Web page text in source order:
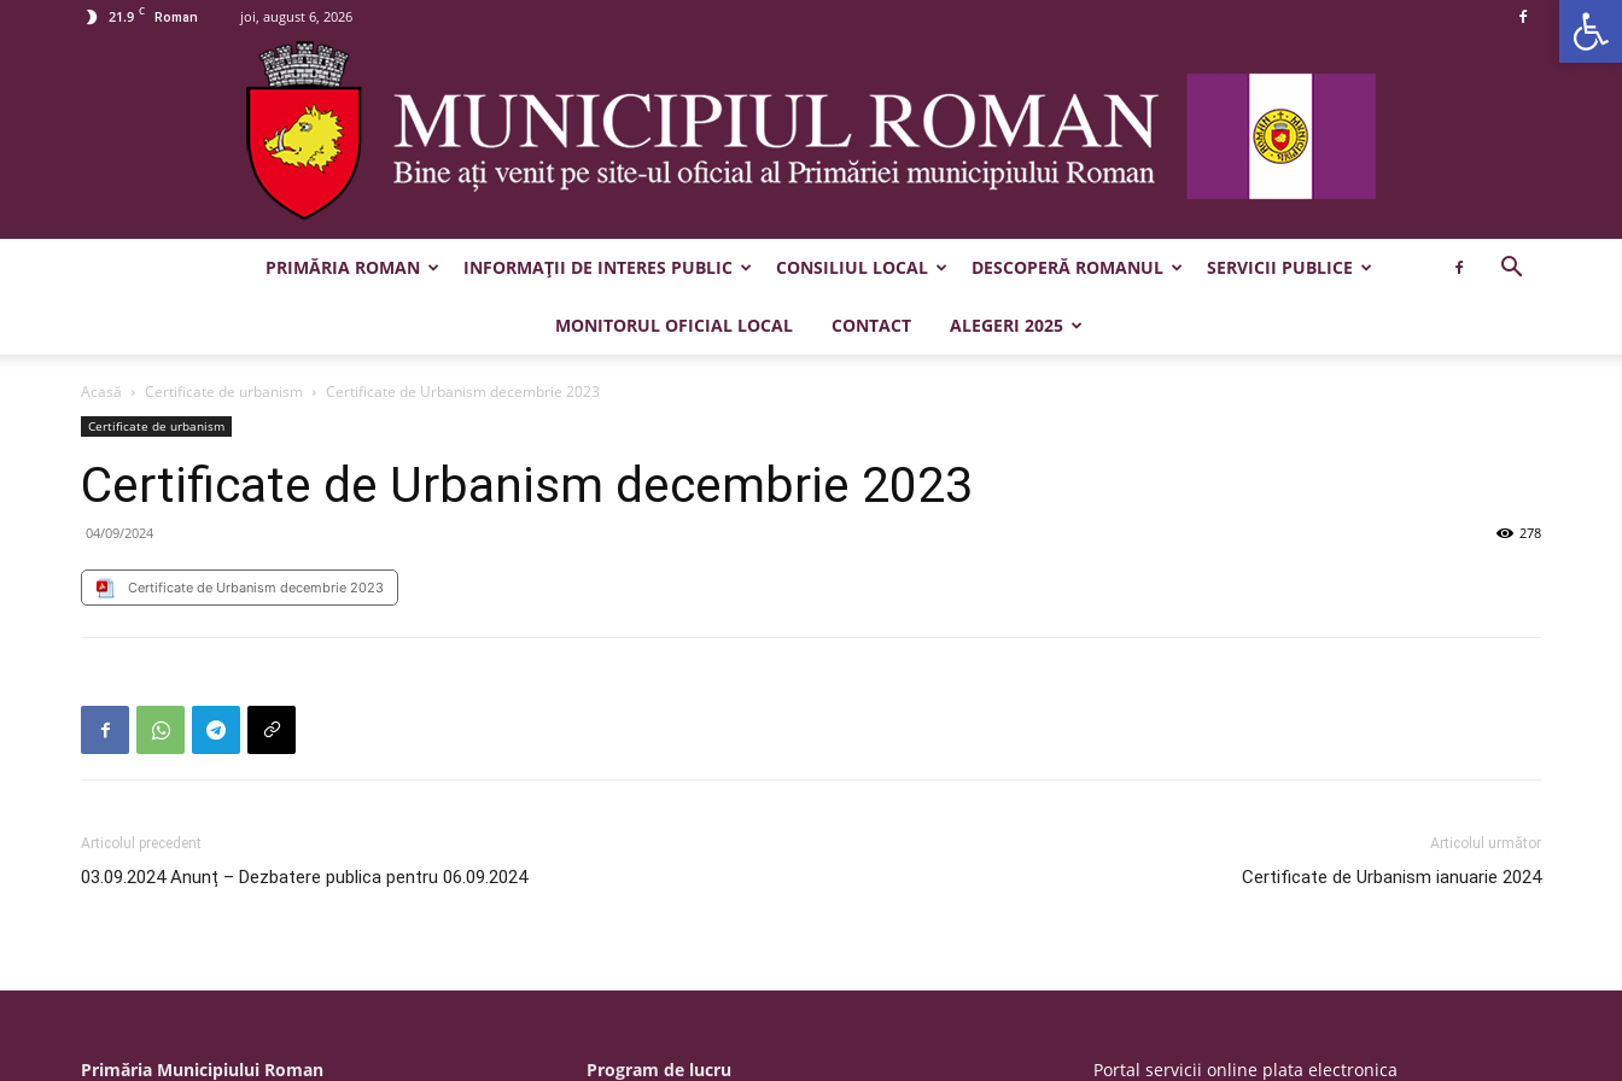
21.9 C Roman joi, august 6, 2026
Municipiul
Roman
PRIMĂRIA ROMAN INFORMAȚII DE INTERES PUBLIC CONSILIUL LOCAL DESCOPERĂ ROMANUL SERVICII PUBLICE
MONITORUL OFICIAL LOCAL CONTACT ALEGERI 2025
Acasă Certificate de urbanism Certificate de Urbanism decembrie 2023
Certificate de urbanism
Certificate de Urbanism decembrie 2023
04/09/2024 278
Certificate de Urbanism decembrie 2023
Articolul precedent
03.09.2024 Anunț – Dezbatere publica pentru 06.09.2024
Articolul următor
Certificate de Urbanism ianuarie 2024
Primăria Municipiului Roman Program de lucru Portal servicii online plata electronica